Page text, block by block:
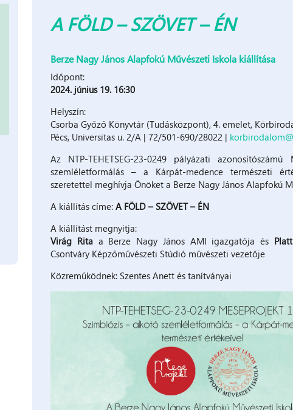
A FÖLD – SZÖVET – ÉN
Berze Nagy János Alapfokú Művészeti Iskola kiállítása
Időpont:
2024. június 19. 16:30
Helyszín:
Csorba Győző Könyvtár (Tudásközpont), 4. emelet,
Pécs, Universitas u. 2/A | 72/501-690/28022 |
Az NTP-TEHETSEG-23-0249 pályázati
szemléletformálás – a Kárpát-medence természeti
szeretettel meghívja Önöket a Berze Nagy János Alapfokú
A kiállítás címe: A FÖLD – SZÖVET – ÉN
A kiállítást megnyitja:
Virág Ritaa Berze Nagy János AMI igazgatója és
Csontváry Képzőművészeti Stúdió művészeti vezetője
Közreműködnek: Szentes Anett és tanítványai